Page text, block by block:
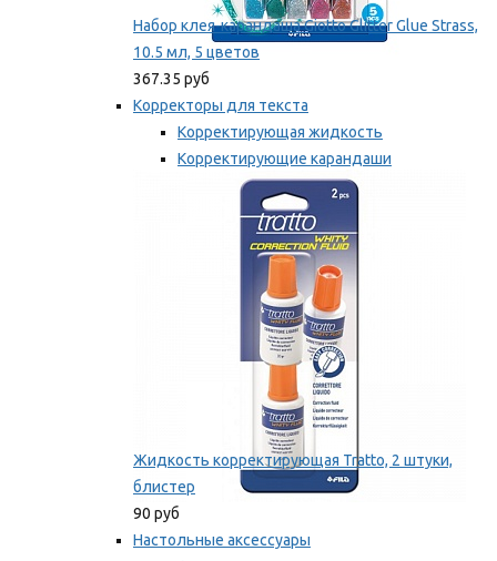
Набор клея-карандаша Giotto Glitter Glue Strass,
10.5 мл, 5 цветов
367.35 руб
Корректоры для текста
Корректирующая жидкость
Корректирующие карандаши
Корректирующие ленты
Мы рекомендуем
Жидкость корректирующая Tratto, 2 штуки,
блистер
90 руб
Настольные аксессуары